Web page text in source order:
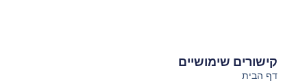
קישורים שימושיים
דף הבית